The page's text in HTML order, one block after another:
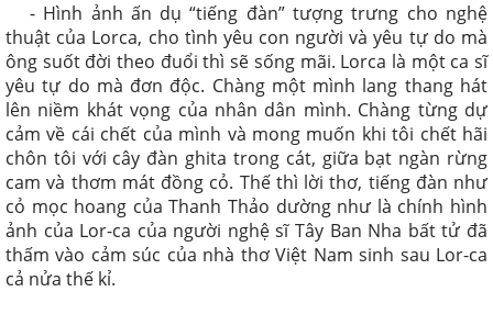
- Hình ảnh ấn dụ “tiếng đàn” tượng trưng cho nghệ
thuật của Lorca, cho tình yêu con người và yêu tự do mà
ông suốt đời theo đuổi thì sẽ sống mãi. Lorca là một ca sĩ
yêu tự do mà đơn độc. Chàng một mình lang thang hát
lên niềm khát vọng của nhân dân mình. Chàng từng dự
cảm về cái chết của mình và mong muốn khi tôi chết hãi
chôn tôi với cây đàn ghita trong cát, giữa bạt ngàn rừng
cam và thơm mát đồng cỏ. Thế thì lời thơ, tiếng đàn như
cỏ mọc hoang của Thanh Thảo dường như là chính hình
ảnh của Lor-ca của người nghệ sĩ Tây Ban Nha bất tử đã
thấm vào cảm súc của nhà thơ Việt Nam sinh sau Lor-ca
cả nửa thế kỉ.